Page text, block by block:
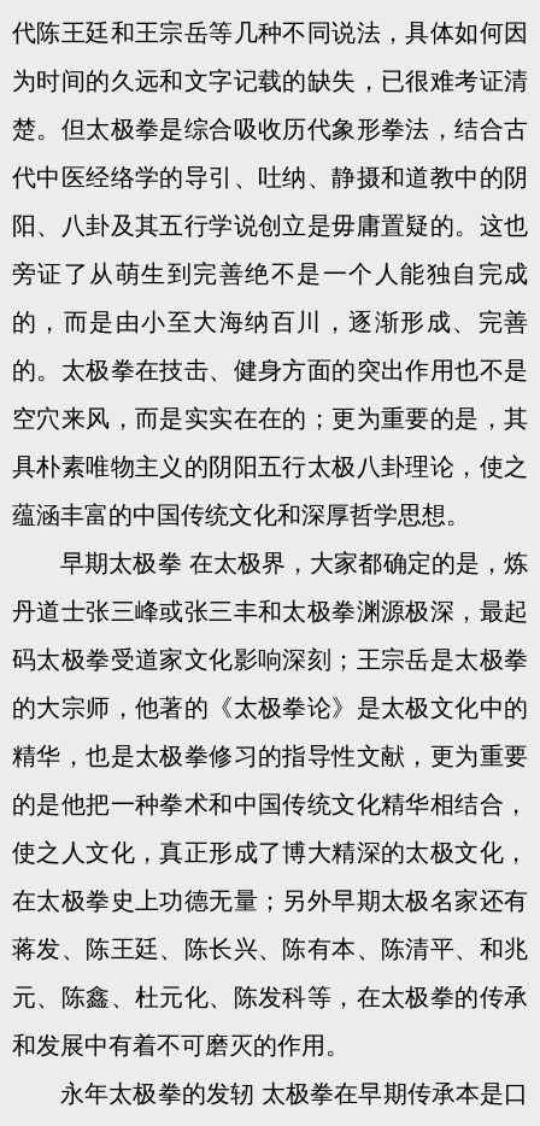
代陈王廷和王宗岳等几种不同说法，具体如何因
为时间的久远和文字记载的缺失，已很难考证清
楚。但太极拳是综合吸收历代象形拳法，结合古
代中医经络学的导引、吐纳、静摄和道教中的阴
阳、八卦及其五行学说创立是毋庸置疑的。这也
旁证了从萌生到完善绝不是一个人能独自完成
的，而是由小至大海纳百川，逐渐形成、完善
的。太极拳在技击、健身方面的突出作用也不是
空穴来风，而是实实在在的；更为重要的是，其
具朴素唯物主义的阴阳五行太极八卦理论，使之
蕴涵丰富的中国传统文化和深厚哲学思想。
早期太极拳 在太极界，大家都确定的是，炼
丹道士张三峰或张三丰和太极拳渊源极深，最起
码太极拳受道家文化影响深刻；王宗岳是太极拳
的大宗师，他著的《太极拳论》是太极文化中的
精华，也是太极拳修习的指导性文献，更为重要
的是他把一种拳术和中国传统文化精华相结合，
使之人文化，真正形成了博大精深的太极文化，
在太极拳史上功德无量；另外早期太极名家还有
蒋发、陈王廷、陈长兴、陈有本、陈清平、和兆
元、陈鑫、杜元化、陈发科等，在太极拳的传承
和发展中有着不可磨灭的作用。
永年太极拳的发轫 太极拳在早期传承本是口